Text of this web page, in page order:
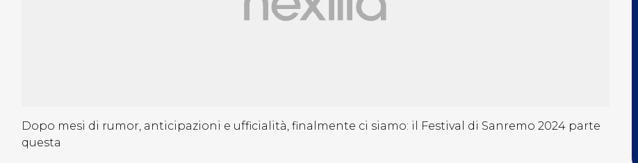
Dopo mesi di rumor, anticipazioni e ufficialità, finalmente ci siamo: il Festival di Sanremo 2024 parte
questa